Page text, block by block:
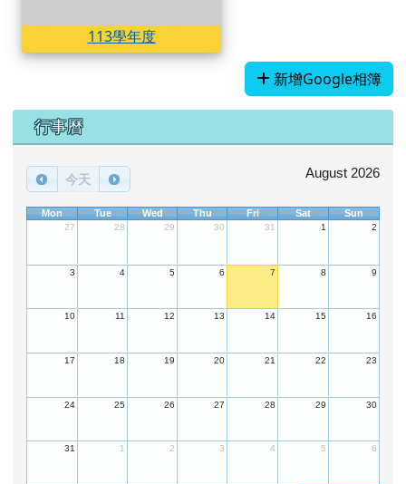
113學年度
新增Google相簿
下中區域內容
行事曆
今天 August 2026
Mon Tue Wed Thu Fri Sat Sun
27 28 29 30 31 1 2
3 4 5 6 7 8 9
10 11 12 13 14 15 16
17 18 19 20 21 22 23
24 25 26 27 28 29 30
31 1 2 3 4 5 6